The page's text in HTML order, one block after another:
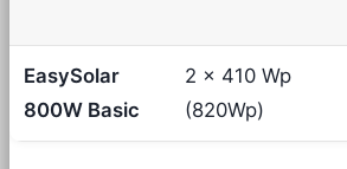
EasySolar
800W Basic
2 × 410 Wp
(820Wp)